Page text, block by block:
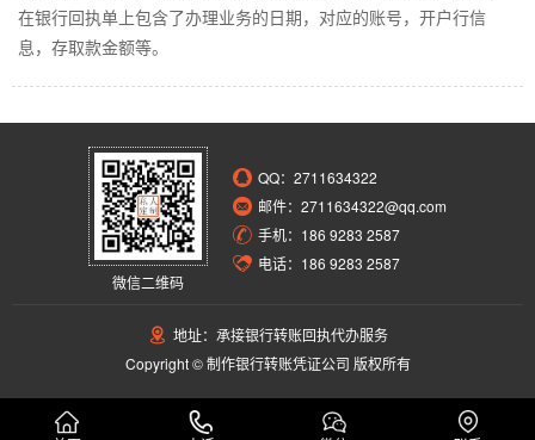
在银行回执单上包含了办理业务的日期，对应的账号，开户行信
息，存取款金额等。
微信二维码
QQ：2711634322
邮件：2711634322@qq.com
手机：186 9283 2587
电话：186 9283 2587
地址：承接银行转账回执代办服务
Copyright © 制作银行转账凭证公司 版权所有